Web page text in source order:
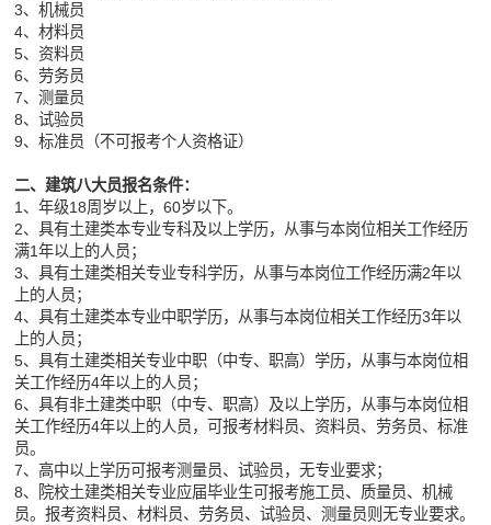
3、机械员
4、材料员
5、资料员
6、劳务员
7、测量员
8、试验员
9、标准员（不可报考个人资格证）
二、建筑八大员报名条件：
1、年级18周岁以上，60岁以下。
2、具有土建类本专业专科及以上学历，从事与本岗位相关工作经历
满1年以上的人员；
3、具有土建类相关专业专科学历，从事与本岗位工作经历满2年以
上的人员；
4、具有土建类本专业中职学历，从事与本岗位相关工作经历3年以
上的人员；
5、具有土建类相关专业中职（中专、职高）学历，从事与本岗位相
关工作经历4年以上的人员；
6、具有非土建类中职（中专、职高）及以上学历，从事与本岗位相
关工作经历4年以上的人员，可报考材料员、资料员、劳务员、标准
员。
7、高中以上学历可报考测量员、试验员，无专业要求；
8、院校土建类相关专业应届毕业生可报考施工员、质量员、机械
员。报考资料员、材料员、劳务员、试验员、测量员则无专业要求。